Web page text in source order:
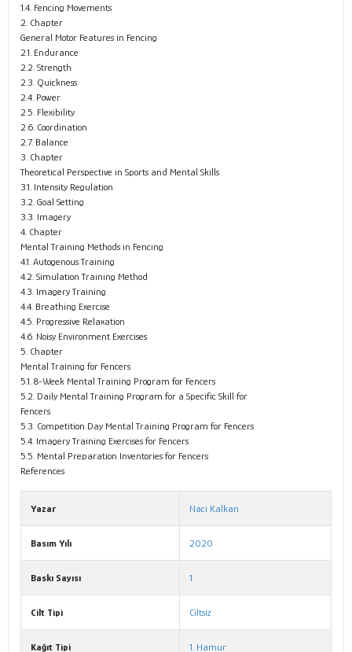
1.4. Fencing Movements
2. Chapter
General Motor Features in Fencing
2.1. Endurance
2.2. Strength
2.3. Quickness
2.4. Power
2.5. Flexibility
2.6. Coordination
2.7. Balance
3. Chapter
Theoretical Perspective in Sports and Mental Skills
3.1. Intensity Regulation
3.2. Goal Setting
3.3. Imagery
4. Chapter
Mental Training Methods in Fencing
4.1. Autogenous Training
4.2. Simulation Training Method
4.3. Imagery Training
4.4. Breathing Exercise
4.5. Progressive Relaxation
4.6. Noisy Environment Exercises
5. Chapter
Mental Training for Fencers
5.1. 8-Week Mental Training Program for Fencers
5.2. Daily Mental Training Program for a Specific Skill for
Fencers
5.3. Competition Day Mental Training Program for Fencers
5.4. Imagery Training Exercises for Fencers
5.5. Mental Preparation Inventories for Fencers
References
Yazar Naci Kalkan
Basım Yılı 2020
Baskı Sayısı 1
Cilt Tipi Ciltsiz
Kağıt Tipi 1. Hamur